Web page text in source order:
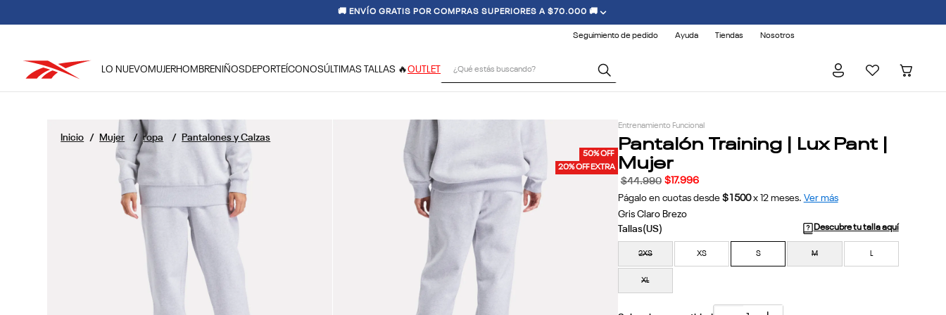
🚚 ENVÍO GRATIS POR COMPRAS SUPERIORES A $70.000 🚚
Seguimiento de pedido Ayuda Tiendas Nosotros
LO NUEVO MUJERHOMBRENIÑOSDEPORTE ÍCONOSÚLTIMAS TALLAS 🔥OUTLET
50% OFF
20% OFF EXTRA
Mujer ropa Pantalones y Calzas
Entrenamiento Funcional
Pantalón Training | Lux Pant |
Mujer
$44.990 $17.996
Págalo en cuotas desde $1500 x 12meses. Ver más
Gris Claro Brezo
Descubre tu talla aquí
2XS XS S M L
XL
1.
reebok classic mujer
2.
club c
reebok hombre
polerón
classic
nano 4
nano 5